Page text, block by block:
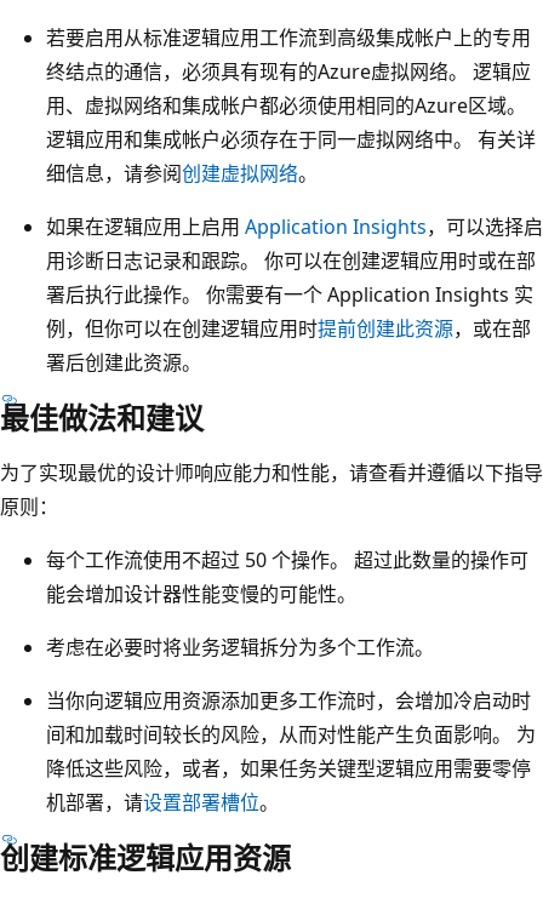
若要启用从标准逻辑应用工作流到高级集成帐户上的专用
终结点的通信，必须具有现有的Azure虚拟网络。 逻辑应
用、虚拟网络和集成帐户都必须使用相同的Azure区域。
逻辑应用和集成帐户必须存在于同一虚拟网络中。 有关详
细信息，请参阅创建虚拟网络。
如果在逻辑应用上启用 Application Insights，可以选择启
用诊断日志记录和跟踪。 你可以在创建逻辑应用时或在部
署后执行此操作。 你需要有一个 Application Insights 实
例，但你可以在创建逻辑应用时提前创建此资源，或在部
署后创建此资源。
最佳做法和建议
为了实现最优的设计师响应能力和性能，请查看并遵循以下指导
原则：
每个工作流使用不超过 50 个操作。 超过此数量的操作可
能会增加设计器性能变慢的可能性。
考虑在必要时将业务逻辑拆分为多个工作流。
当你向逻辑应用资源添加更多工作流时，会增加冷启动时
间和加载时间较长的风险，从而对性能产生负面影响。 为
降低这些风险，或者，如果任务关键型逻辑应用需要零停
机部署，请设置部署槽位。
创建标准逻辑应用资源